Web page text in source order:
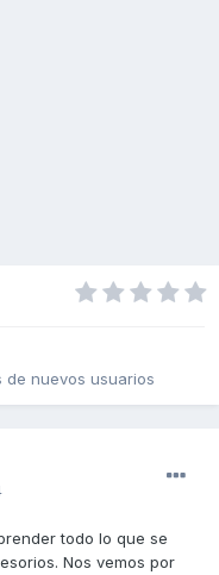
de nuevos usuarios
todo lo que se
Nos vemos por